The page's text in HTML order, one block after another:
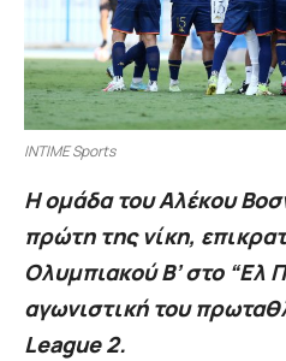
INTIME Sports
Η ομάδα του Αλέκου
πρώτη της νίκη,
Ολυμπιακού Β’ στο “Ελ
αγωνιστική του
League 2.